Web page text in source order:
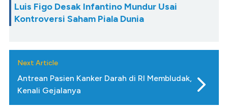
Luis Figo Desak Infantino Mundur Usai
Kontroversi Saham Piala Dunia
Next Article
Antrean Pasien Kanker Darah di RI Membludak,
Kenali Gejalanya